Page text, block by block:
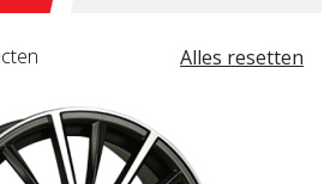
Alles resetten